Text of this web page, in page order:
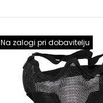
Na zalogi pri dobavitelju